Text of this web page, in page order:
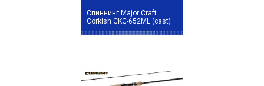
Спиннинг Major Craft
Corkish CKC-652ML (cast)